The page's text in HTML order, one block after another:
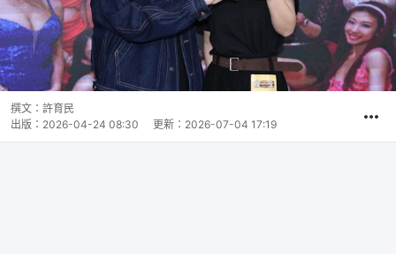
撰文： 許育民
出版： 2026-04-24 08:30 更新： 2026-07-04 17:19